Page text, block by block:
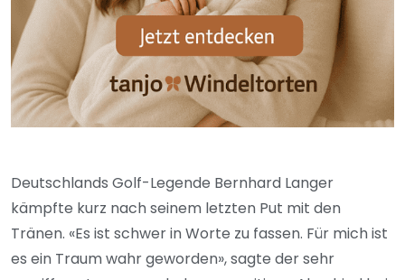
Deutschlands Golf-Legende Bernhard Langer
kämpfte kurz nach seinem letzten Put mit den
Tränen. «Es ist schwer in Worte zu fassen. Für mich ist
es ein Traum wahr geworden», sagte der sehr